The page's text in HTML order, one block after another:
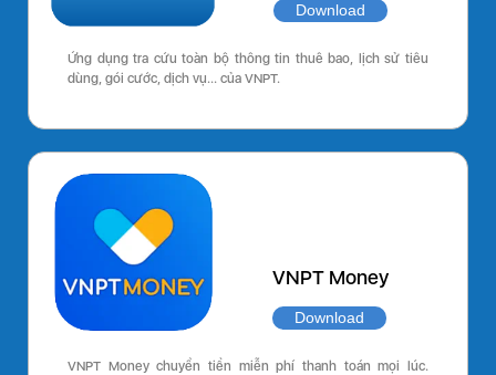
Download
Ứng dụng tra cứu toàn bộ thông tin thuê bao, lịch sử tiêu
dùng, gói cước, dịch vụ… của VNPT.
VNPT Money
Download
VNPT Money chuyển tiền miễn phí thanh toán mọi lúc.